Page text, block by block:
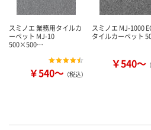
スミノエ 業務用タイルカ
ーペット MJ-10
500×500…
￥540～ （税込）
スミノエ MJ-1000
タイルカーペット
￥540～